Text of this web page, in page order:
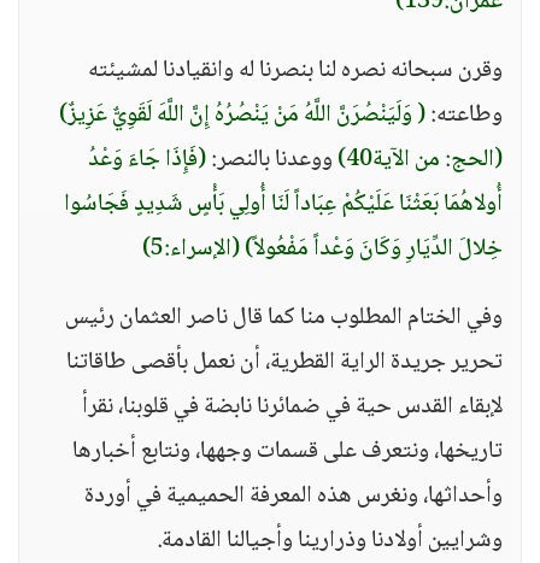
وقرن سبحانه نصره لنا بنصرنا له وانقيادنا لمشيئته
وطاعته:( وَلَيَنْصُرَنَّ اللَّهُ مَنْ يَنْصُرُهُ إِنَّ اللَّهَ لَقَوِيٌّ عَزِيزٌ)
(الحج: من الآية40)
ووعدنا بالنصر:(فَإِذَا جَاءَ وَعْدُ
أُولاهُمَا بَعَثْنَا عَلَيْكُمْ عِبَاداً لَنَا أُولِي بَأْسٍ شَدِيدٍ فَجَاسُوا
خِلالَ الدِّيَارِ وَكَانَ وَعْداً مَفْعُولاً)(الإسراء:5)
وفي الختام المطلوب منا كما قال ناصر العثمان رئيس
تحرير جريدة الراية القطرية، أن نعمل بأقصى طاقاتنا
لإبقاء القدس حية في ضمائرنا نابضة في قلوبنا، نقرأ
تاريخها، ونتعرف على قسمات وجهها، ونتابع أخبارها
وأحداثها، ونغرس هذه المعرفة الحميمية في أوردة
وشرايين أولادنا وذرارينا وأجيالنا القادمة.